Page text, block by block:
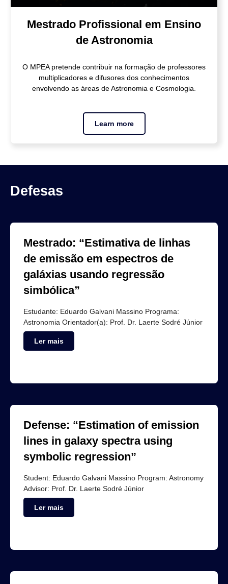
Mestrado Profissional em Ensino
de Astronomia
O MPEA pretende contribuir na formação de professores
multiplicadores e difusores dos conhecimentos
envolvendo as áreas de Astronomia e Cosmologia.
Learn more
Defesas
Mestrado: “Estimativa de linhas
de emissão em espectros de
galáxias usando regressão
simbólica”
Estudante: Eduardo Galvani Massino Programa:
Astronomia Orientador(a): Prof. Dr. Laerte Sodré Júnior
Ler mais
Defense: “Estimation of emission
lines in galaxy spectra using
symbolic regression”
Student: Eduardo Galvani Massino Program: Astronomy
Advisor: Prof. Dr. Laerte Sodré Júnior
Ler mais